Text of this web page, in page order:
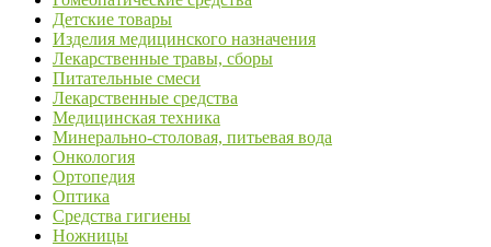
Детские товары
Изделия медицинского назначения
Лекарственные травы, сборы
Питательные смеси
Лекарственные средства
Медицинская техника
Минерально-столовая, питьевая вода
Онкология
Ортопедия
Оптика
Средства гигиены
Ножницы